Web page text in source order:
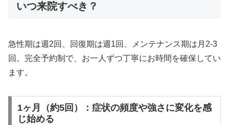
いつ来院すべき？
急性期は週2回、回復期は週1回、メンテナンス期は月2-3
回。完全予約制で、お一人ずつ丁寧にお時間を確保してい
ます。
1ヶ月（約5回）：症状の頻度や強さに変化を感
じ始める